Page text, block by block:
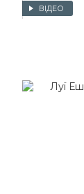
ВІДЕО